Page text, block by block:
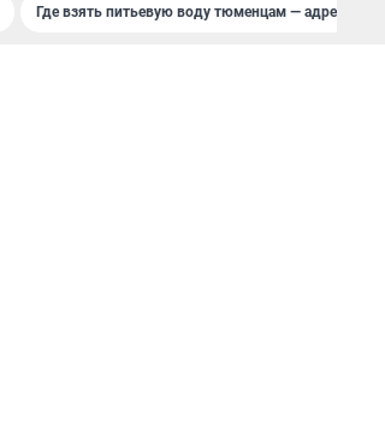
Где взять питьевую воду тюменцам — адреса